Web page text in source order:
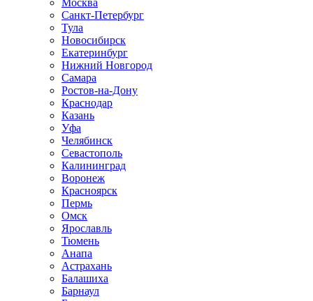
Москва
Санкт-Петербург
Тула
Новосибирск
Екатеринбург
Нижний Новгород
Самара
Ростов-на-Дону
Краснодар
Казань
Уфа
Челябинск
Севастополь
Калининград
Воронеж
Красноярск
Пермь
Омск
Ярославль
Тюмень
Анапа
Астрахань
Балашиха
Барнаул